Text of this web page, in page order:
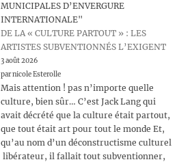
MUNICIPALES D’ENVERGURE
INTERNATIONALE"
DE LA « CULTURE PARTOUT » : LES
ARTISTES SUBVENTIONNÉS L’EXIGENT
3 août 2026
par nicole Esterolle
Mais attention ! pas n’importe quelle
culture, bien sûr… C’est Jack Lang qui
avait décrété que la culture était partout,
que tout était art pour tout le monde Et,
qu’au nom d’un déconstructisme culturel
libérateur, il fallait tout subventionner,